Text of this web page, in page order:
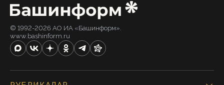
© 1992-2026 АО ИА «Башинформ».
www.bashinform.ru